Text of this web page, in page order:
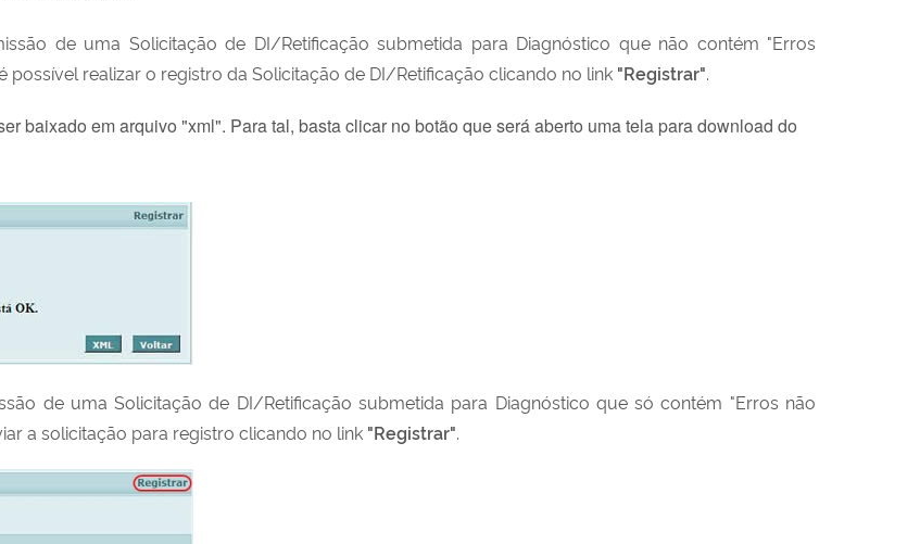
de uma Solicitação de DI/Retificação submetida para Diagnóstico que não contém "Erros
possível realizar o registro da Solicitação de DI/Retificação clicando no link "Registrar".
baixado em arquivo "xml". Para tal, basta clicar no botão que será aberto uma tela para download do
de uma Solicitação de DI/Retificação submetida para Diagnóstico que só contém "Erros não
a solicitação para registro clicando no link "Registrar".